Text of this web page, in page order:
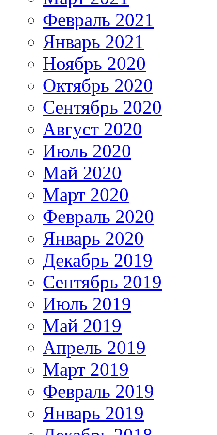
Февраль 2021
Январь 2021
Ноябрь 2020
Октябрь 2020
Сентябрь 2020
Август 2020
Июль 2020
Май 2020
Март 2020
Февраль 2020
Январь 2020
Декабрь 2019
Сентябрь 2019
Июль 2019
Май 2019
Апрель 2019
Март 2019
Февраль 2019
Январь 2019